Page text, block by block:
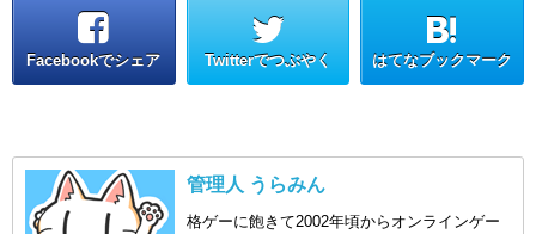
Facebookでシェア Twitterでつぶやく はてなブックマーク
管理人 うらみん
格ゲーに飽きて2002年頃からオンラインゲー